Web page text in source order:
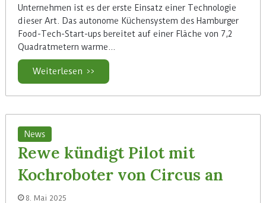
Unternehmen ist es der erste Einsatz einer Technologie
dieser Art. Das autonome Küchensystem des Hamburger
Food-Tech-Start-ups bereitet auf einer Fläche von 7,2
Quadratmetern warme…
Weiterlesen >>
News
Rewe kündigt Pilot mit
Kochroboter von Circus an
8. Mai 2025